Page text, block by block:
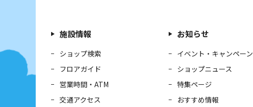
施設情報
ショップ検索
フロアガイド
営業時間・ATM
交通アクセス
お知らせ
イベント・キャンペーン
ショップニュース
特集ページ
おすすめ情報